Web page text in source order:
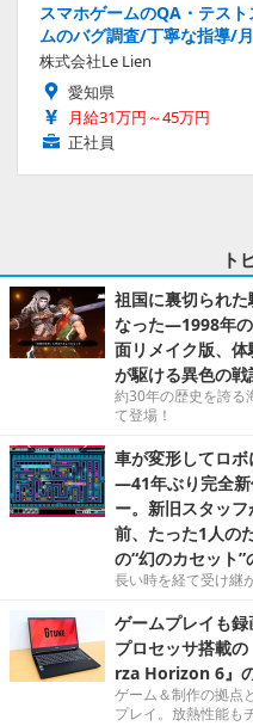
スマホゲームのQA・テス
ムのバグ調査/丁寧な指導/
株式会社Le Lien
愛知県
月給31万円～45万円
正社員
ト
祖国に裏切られ
なった―1998年の
面リメイク版、
が駆ける異色の
約30年の歴史を誇る
て登場！
車が変形してロ
―41年ぶり完全新
ー。新旧スタッ
前、たった1人の
の“幻のカセット”
長い時を経て受け継
ゲームプレイも
プロセッサ搭載
rza Horizon 6』
ゲーム＆制作の拠点
プレイ。放熱性能も